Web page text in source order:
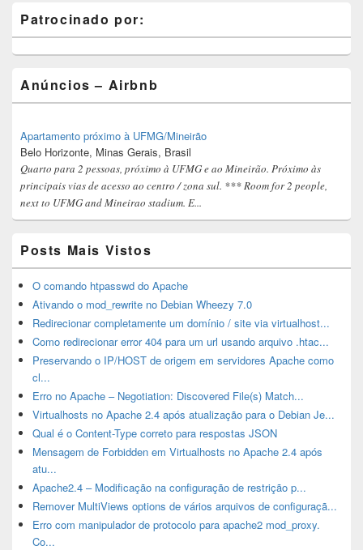
Sidebar
Widget
Area
Patrocinado por:
Anúncios – Airbnb
Apartamento próximo à UFMG/Mineirão
Belo Horizonte, Minas Gerais, Brasil
Quarto para 2 pessoas, próximo à UFMG e ao Mineirão. Próximo às
principais vias de acesso ao centro / zona sul. *** Room for 2 people,
next to UFMG and Mineirao stadium. E...
Posts Mais Vistos
O comando htpasswd do Apache
Ativando o mod_rewrite no Debian Wheezy 7.0
Redirecionar completamente um domínio / site via virtualhost...
Como redirecionar error 404 para um url usando arquivo .htac...
Preservando o IP/HOST de origem em servidores Apache como
cl...
Erro no Apache – Negotiation: Discovered File(s) Match...
Virtualhosts no Apache 2.4 após atualização para o Debian Je...
Qual é o Content-Type correto para respostas JSON
Mensagem de Forbidden em Virtualhosts no Apache 2.4 após
atu...
Apache2.4 – Modificação na configuração de restrição p...
Remover MultiViews options de vários arquivos de configuraçã...
Erro com manipulador de protocolo para apache2 mod_proxy.
Co...